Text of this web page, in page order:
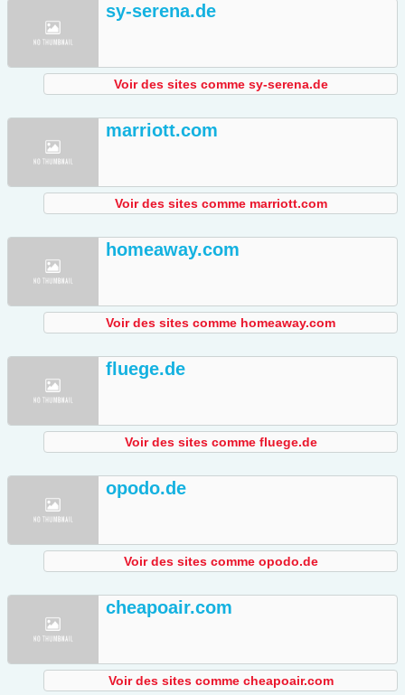
sy-serena.de
Voir des sites comme sy-serena.de
marriott.com
Voir des sites comme marriott.com
homeaway.com
Voir des sites comme homeaway.com
fluege.de
Voir des sites comme fluege.de
opodo.de
Voir des sites comme opodo.de
cheapoair.com
Voir des sites comme cheapoair.com